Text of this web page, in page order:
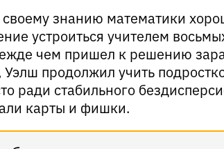
знанию математики
устроиться учителем
чем пришел к решению
продолжил учить
ради стабильного
карты и фишки.